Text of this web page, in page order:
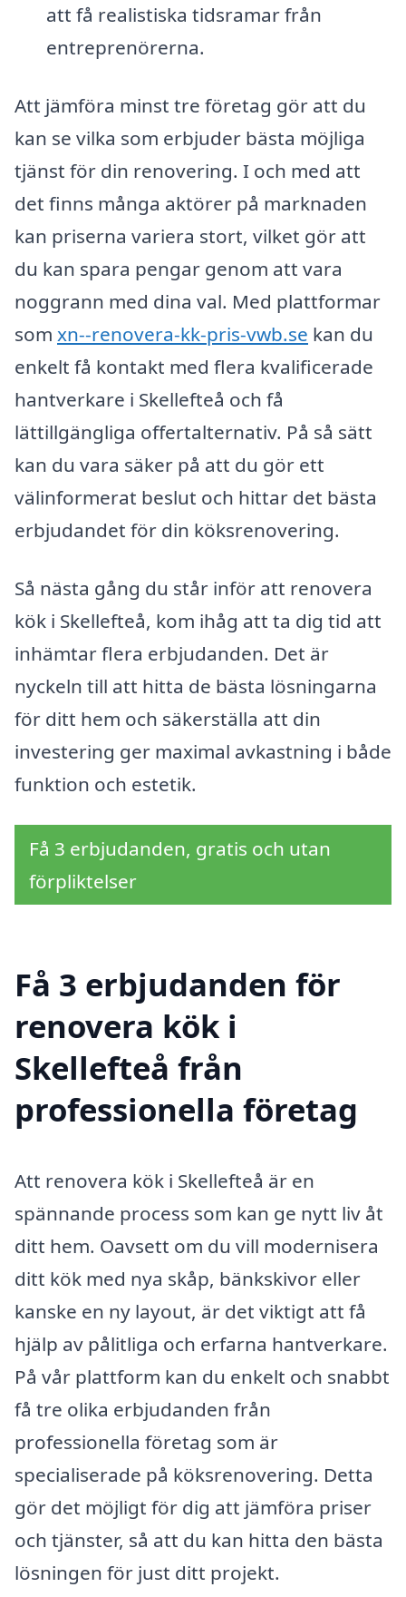
att få realistiska tidsramar från
entreprenörerna.
Att jämföra minst tre företag gör att du
kan se vilka som erbjuder bästa möjliga
tjänst för din renovering. I och med att
det finns många aktörer på marknaden
kan priserna variera stort, vilket gör att
du kan spara pengar genom att vara
noggrann med dina val. Med plattformar
som xn--renovera-kk-pris-vwb.se kan du
enkelt få kontakt med flera kvalificerade
hantverkare i Skellefteå och få
lättillgängliga offertalternativ. På så sätt
kan du vara säker på att du gör ett
välinformerat beslut och hittar det bästa
erbjudandet för din köksrenovering.
Så nästa gång du står inför att renovera
kök i Skellefteå, kom ihåg att ta dig tid att
inhämtar flera erbjudanden. Det är
nyckeln till att hitta de bästa lösningarna
för ditt hem och säkerställa att din
investering ger maximal avkastning i både
funktion och estetik.
Få 3 erbjudanden, gratis och utan
förpliktelser
Få 3 erbjudanden för
renovera kök i
Skellefteå från
professionella företag
Att renovera kök i Skellefteå är en
spännande process som kan ge nytt liv åt
ditt hem. Oavsett om du vill modernisera
ditt kök med nya skåp, bänkskivor eller
kanske en ny layout, är det viktigt att få
hjälp av pålitliga och erfarna hantverkare.
På vår plattform kan du enkelt och snabbt
få tre olika erbjudanden från
professionella företag som är
specialiserade på köksrenovering. Detta
gör det möjligt för dig att jämföra priser
och tjänster, så att du kan hitta den bästa
lösningen för just ditt projekt.